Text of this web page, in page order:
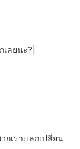
ลยนะ?]
เราเเลกเปลี่ยน